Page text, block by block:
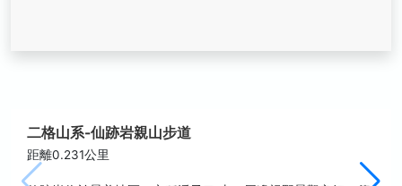
二格山系-仙跡岩親山步道
距離0.231公里